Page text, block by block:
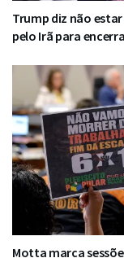
Trump diz não
pelo Irã para
Motta marca